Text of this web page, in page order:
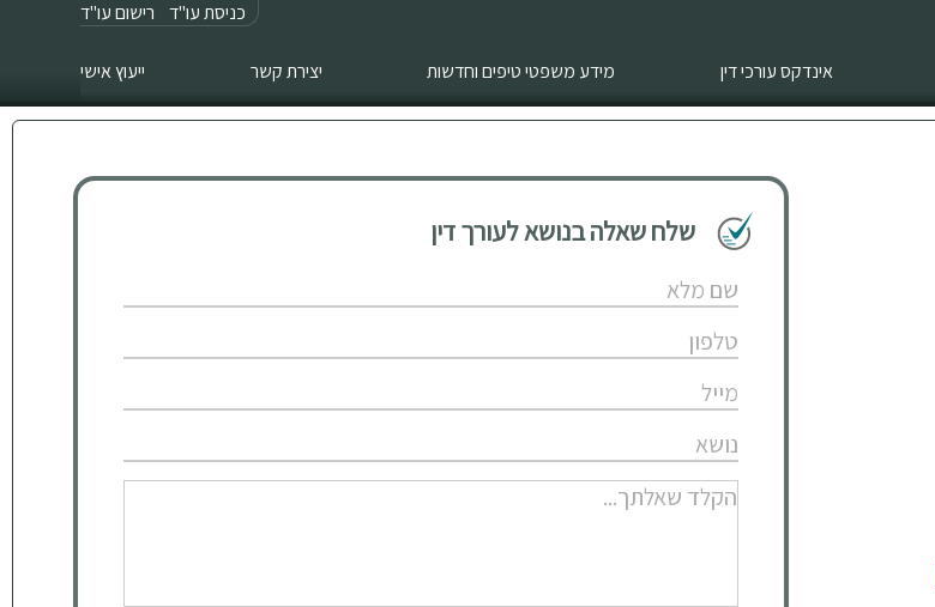
כניסת עו"ד רישום עו"ד
אינדקס עורכי דין מידע משפטי טיפים וחדשות יצירת קשר ייעוץ אישי
שלח שאלה בנושא לעורך דין